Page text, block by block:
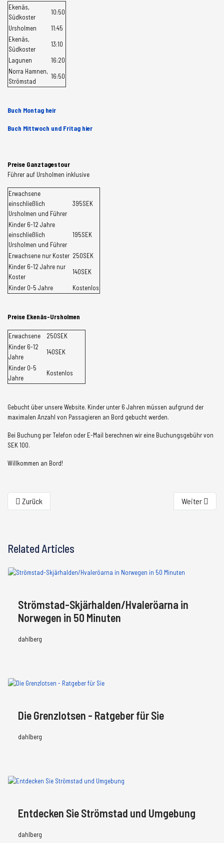
Ekenäs,
Südkoster
10:50
Ursholmen
11:45
Ekenäs,
Südkoster
13:10
Lagunen
16:20
Norra Hamnen,
Strömstad
16:50
Buch Montag heir
Buch Mittwoch und Fritag hier
Preise Ganztagestour
Führer auf Ursholmen inklusive
Erwachsene
einschließlich
Ursholmen und Führer
395SEK
Kinder 6-12 Jahre
einschließlich
Ursholmen und Führer
195SEK
Erwachsene nur Koster 250SEK
Kinder 6-12 Jahre nur
Koster
140SEK
Kinder 0-5 Jahre
Kostenlos
Preise Ekenäs-Ursholmen
Erwachsene
250SEK
Kinder 6-12
Jahre
140SEK
Kinder 0-5
Jahre
Kostenlos
Gebucht über unsere Website. Kinder unter 6 Jahren müssen aufgrund der
maximalen Anzahl von Passagieren an Bord gebucht werden.
Bei Buchung per Telefon oder E-Mail berechnen wir eine Buchungsgebühr von
SEK 100.
Willkommen an Bord!
Vorheriger Beitrag: Paradies Ramsö
Zurück Nächster
Weiter
Related Articles
Strömstad-Skjärhalden/Hvaleröarna in
Norwegen in 50 Minuten
dahlberg
Die Grenzlotsen - Ratgeber für Sie
dahlberg
Entdecken Sie Strömstad und Umgebung
dahlberg